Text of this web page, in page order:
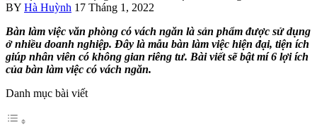
BY Hà Huỳnh 17 Tháng 1, 2022
Bàn làm việc văn phòng có vách ngăn là sản phẩm được sử dụng
ở nhiều doanh nghiệp. Đây là mẫu bàn làm việc hiện đại, tiện ích
giúp nhân viên có không gian riêng tư. Bài viết sẽ bật mí 6 lợi ích
của bàn làm việc có vách ngăn.
Danh mục bài viết